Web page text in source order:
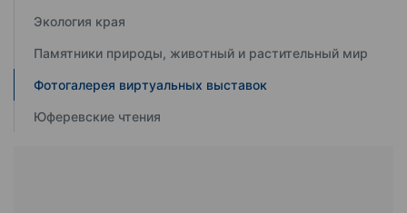
Экология края
Памятники природы, животный и растительный мир
Фотогалерея виртуальных выставок
Юферевские чтения